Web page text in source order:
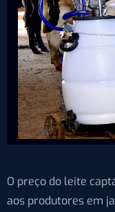
O preço do leite
aos produtores em